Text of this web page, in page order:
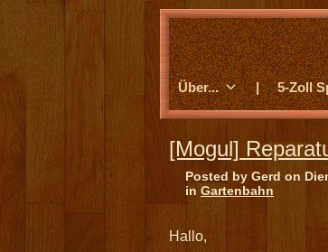
Über... | 5-Zoll
[Mogul]
Posted by Gerd on
in Gartenbahn
Hallo,